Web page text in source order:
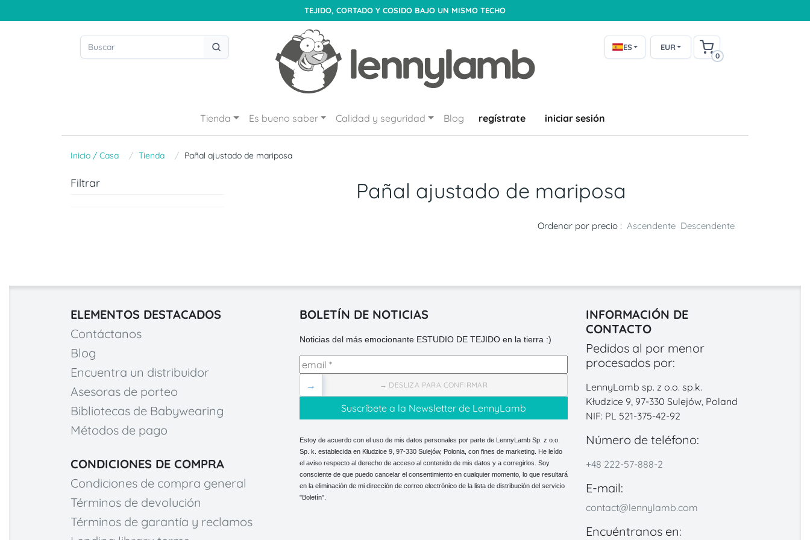
TEJIDO, CORTADO Y COSIDO BAJO UN MISMO TECHO
ES EUR
0
Tienda Es bueno saber Calidad y seguridad Blog regístrate iniciar sesión
Inicio / Casa Tienda Pañal ajustado de mariposa
Filtrar Pañal ajustado de mariposa
Ordenar por precio : Ascendente Descendente
ELEMENTOS DESTACADOS
Contáctanos
Blog
Encuentra un distribuidor
Asesoras de porteo
Bibliotecas de Babywearing
Métodos de pago
CONDICIONES DE COMPRA
Condiciones de compra general
Términos de devolución
Términos de garantía y reclamos
BOLETÍN DE NOTICIAS
Noticias del más emocionante ESTUDIO DE TEJIDO en la tierra :)
→ DESLIZA PARA CONFIRMAR
→
Estoy de acuerdo con el uso de mis datos personales por parte de LennyLamb Sp. z o.o.
Sp. k. establecida en Kłudzice 9, 97-330 Sulejów, Polonia, con fines de marketing. He leído
el aviso respecto al derecho de acceso al contenido de mis datos y a corregirlos. Soy
consciente de que puedo cancelar el consentimiento en cualquier momento, lo que resultará
en la eliminación de mi dirección de correo electrónico de la lista de distribución del servicio
"Boletín".
INFORMACIÓN DE
CONTACTO
Pedidos al por menor
procesados por:
LennyLamb sp. z o.o. sp.k.
Kłudzice 9, 97-330 Sulejów, Poland
NIF: PL 521-375-42-92
Número de teléfono:
+48 222-57-888-2
E-mail:
contact@lennylamb.com
Encuéntranos en: